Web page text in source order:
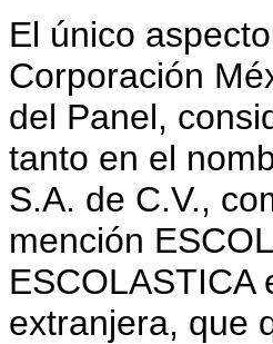
El único
Corporación
del Panel,
tanto en el
S.A. de C.V.,
mención
extranjera, que